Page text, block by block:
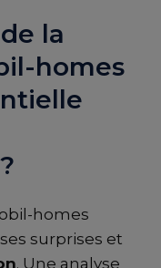
la
homes
homes
surprises et
. Une analyse